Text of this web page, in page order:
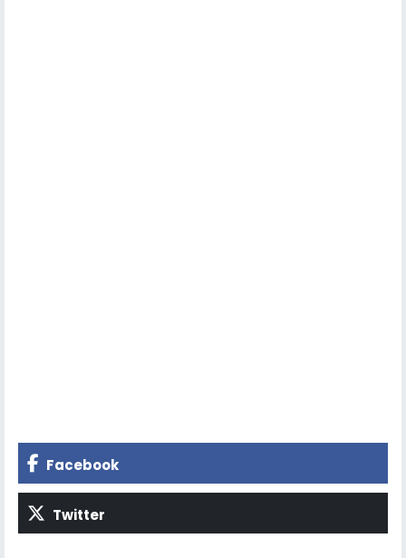
Facebook
Twitter